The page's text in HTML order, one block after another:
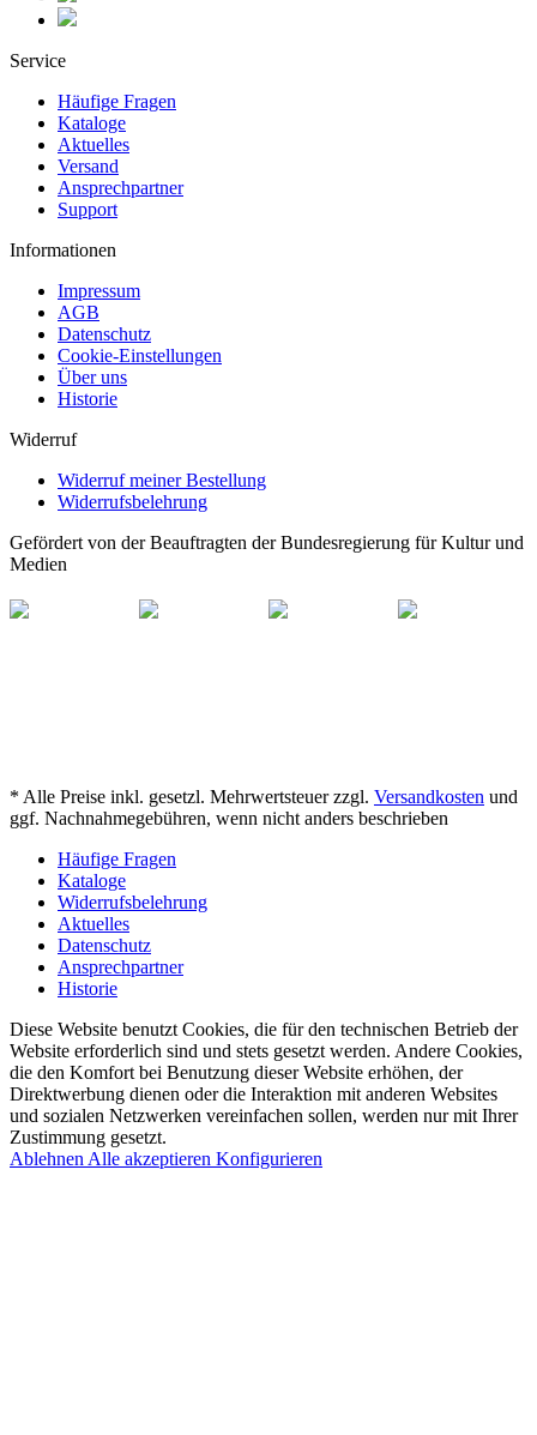
Service
Häufige Fragen
Kataloge
Aktuelles
Versand
Ansprechpartner
Support
Informationen
Impressum
AGB
Datenschutz
Cookie-Einstellungen
Über uns
Historie
Widerruf
Widerruf meiner Bestellung
Widerrufsbelehrung
Gefördert von der Beauftragten der Bundesregierung für Kultur und
Medien
* Alle Preise inkl. gesetzl. Mehrwertsteuer zzgl. Versandkosten und
ggf. Nachnahmegebühren, wenn nicht anders beschrieben
Häufige Fragen
Kataloge
Widerrufsbelehrung
Aktuelles
Datenschutz
Ansprechpartner
Historie
Diese Website benutzt Cookies, die für den technischen Betrieb der
Website erforderlich sind und stets gesetzt werden. Andere Cookies,
die den Komfort bei Benutzung dieser Website erhöhen, der
Direktwerbung dienen oder die Interaktion mit anderen Websites
und sozialen Netzwerken vereinfachen sollen, werden nur mit Ihrer
Zustimmung gesetzt.
Ablehnen Alle akzeptieren Konfigurieren